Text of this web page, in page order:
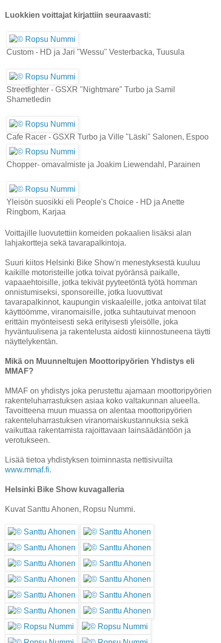
Luokkien voittajat kirjattiin seuraavasti:
Custom - HD ja Jari "Wessu" Vesterbacka, Tuusula
Streetfighter - GSXR "Nightmare" Turbo ja Samil
Shametledin
Cafe Racer - GSXR Turbo ja Ville "Läski" Salonen, Espoo
Chopper- omavalmiste ja Joakim Liewendahl, Parainen
Yleisön suosikki eli People's Choice - HD ja Anette
Ringbom, Karjaa
Voittajille luovutettiin komeiden pokaalien lisäksi alan
lahjakortteja sekä tavarapalkintoja.
Suuri kiitos Helsinki Bike Show'n menestyksestä kuuluu
kaikille motoristeille jotka toivat pyöränsä paikalle,
vapaaehtoisille, jotka tekivät pyyteetöntä työtä homman
onnistumiseksi, sponsoreille, jotka luovuttivat
tavarapalkinnot, kaupungin viskaaleille, jotka antoivat tilat
käyttöömme, viranomaisille, jotka suhtautuivat menoon
erittäin myönteisesti sekä erityisesti yleisölle, joka
hyväntuulisena ja rakentelusta aidosti kiinnostuneena täytti
näyttelykentän.
Mikä on Muunneltujen Moottoripyörien Yhdistys eli
MMAF?
MMAF on yhdistys joka perustettu ajamaan moottoripyörien
rakenteluharrastuksen asiaa koko valtakunnan alueella.
Tavoitteena muun muassa on alentaa moottoripyörien
rakenteluharrastuksen viranomaiskustannuksia sekä
vaikuttaa rakentamista rajoittavaan lainsäädäntöön ja
verotukseen.
Lisää tietoa yhdistyksen toiminnasta nettisivuilta
www.mmaf.fi.
Helsinki Bike Show kuvagalleria
Kuvat Santtu Ahonen, Ropsu Nummi.